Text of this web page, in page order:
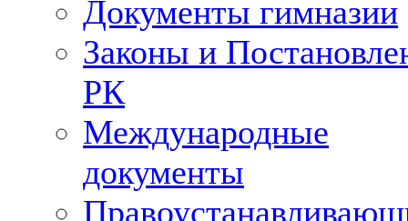
Документы гимназии
Законы и
РК
Международные
документы